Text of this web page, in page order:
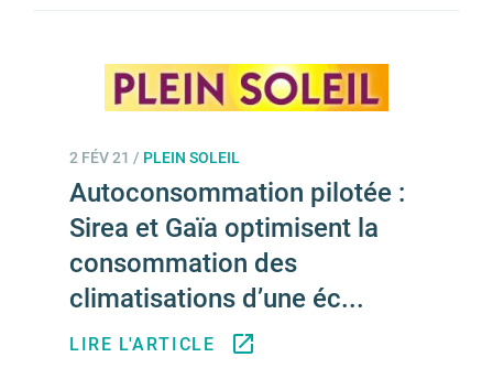
2 FÉV 21 / PLEIN SOLEIL
Autoconsommation pilotée :
Sirea et Gaïa optimisent la
consommation des
climatisations d’une éc...
LIRE L'ARTICLE